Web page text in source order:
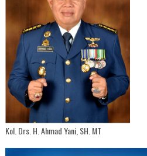
Kol. Drs. H. Ahmad Yani, SH. MT